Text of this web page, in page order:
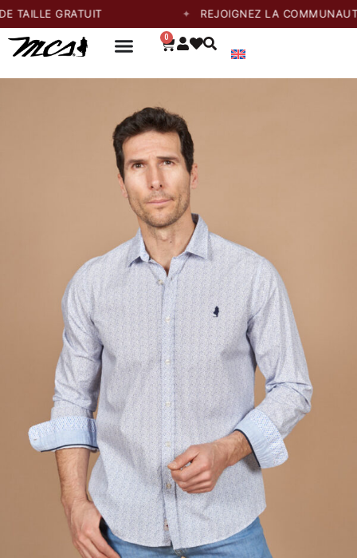
GRATUIT REJOIGNEZ LA COMMUNAUTÉ ET
0